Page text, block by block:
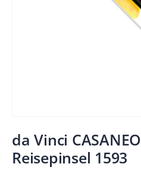
Anfang
der
da Vinci CASANEO
Reisepinsel 1593